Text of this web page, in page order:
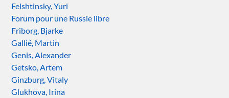
Felshtinsky, Yuri
Forum pour une Russie libre
Friborg, Bjarke
Gallié, Martin
Genis, Alexander
Getsko, Artem
Ginzburg, Vitaly
Glukhova, Irina